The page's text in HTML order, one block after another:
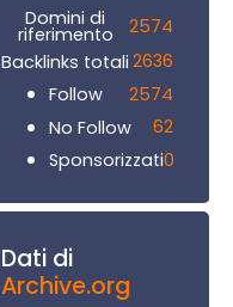
Domini di
riferimento
2574
Backlinks totali 2636
Follow
2574
No Follow
62
Sponsorizzati0
Dati di
Archive.org